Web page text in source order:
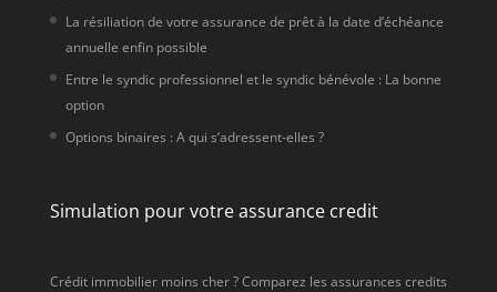
La résiliation de votre assurance de prêt à la date d’échéance
annuelle enfin possible
Entre le syndic professionnel et le syndic bénévole : La bonne
option
Options binaires : A qui s’adressent-elles ?
Simulation pour votre assurance credit
Crédit immobilier moins cher ? Comparez les assurances credits